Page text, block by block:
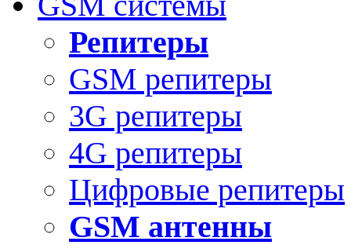
Репитеры
GSM репитеры
3G репитеры
4G репитеры
Цифровые репитеры
GSM антенны